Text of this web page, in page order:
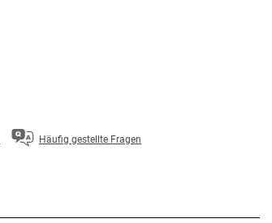
Häufig gestellte Fragen